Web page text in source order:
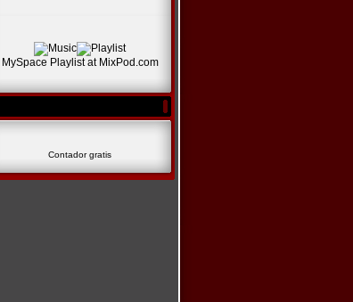
MySpace Playlistat MixPod.com
Contador gratis